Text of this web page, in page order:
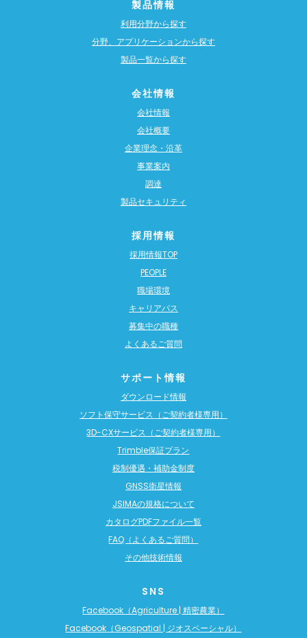
製品情報
利用分野から探す
分野、アプリケーションから探す
製品一覧から探す
会社情報
会社情報
会社概要
企業理念・沿革
事業案内
調達
製品セキュリティ
採用情報
採用情報TOP
PEOPLE
職場環境
キャリアパス
募集中の職種
よくあるご質問
サポート情報
ダウンロード情報
ソフト保守サービス（ご契約者様専用）
3D-CXサービス（ご契約者様専用）
Trimble保証プラン
税制優遇・補助金制度
GNSS衛星情報
JSIMAの規格について
カタログPDFファイル一覧
FAQ（よくあるご質問）
その他技術情報
SNS
Facebook（Agriculture | 精密農業）
Facebook（Geospatial | ジオスペーシャル）